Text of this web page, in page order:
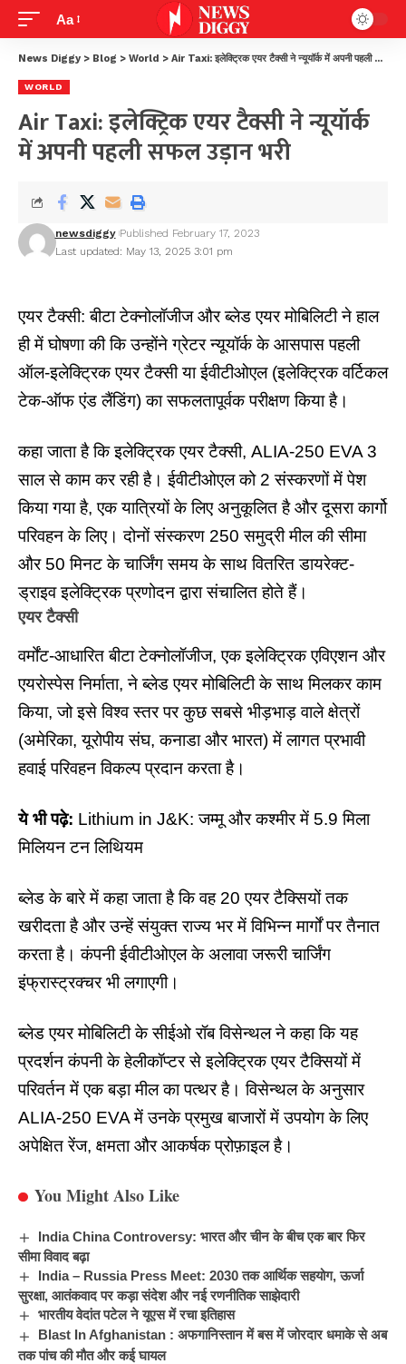
Aa
News Diggy > Blog > World > Air Taxi: इलेक्ट्रिक एयर टैक्सी ने न्यूयॉर्क में अपनी पहली सफल उड़ान भरी
WORLD
Air Taxi: इलेक्ट्रिक एयर टैक्सी ने न्यूयॉर्क
में अपनी पहली सफल उड़ान भरी
Last updated: May 13, 2025 3:01 pm
newsdiggy Published February 17, 2023
एयर टैक्सी: बीटा टेक्नोलॉजीज और ब्लेड एयर मोबिलिटी ने हाल
ही में घोषणा की कि उन्होंने ग्रेटर न्यूयॉर्क के आसपास पहली
ऑल-इलेक्ट्रिक एयर टैक्सी या ईवीटीओएल (इलेक्ट्रिक वर्टिकल
टेक-ऑफ एंड लैंडिंग) का सफलतापूर्वक परीक्षण किया है।
कहा जाता है कि इलेक्ट्रिक एयर टैक्सी, ALIA-250 EVA 3
साल से काम कर रही है। ईवीटीओएल को 2 संस्करणों में पेश
किया गया है, एक यात्रियों के लिए अनुकूलित है और दूसरा कार्गो
परिवहन के लिए। दोनों संस्करण 250 समुद्री मील की सीमा
और 50 मिनट के चार्जिंग समय के साथ वितरित डायरेक्ट-
ड्राइव इलेक्ट्रिक प्रणोदन द्वारा संचालित होते हैं।
एयर टैक्सी
वर्मोंट-आधारित बीटा टेक्नोलॉजीज, एक इलेक्ट्रिक एविएशन और
एयरोस्पेस निर्माता, ने ब्लेड एयर मोबिलिटी के साथ मिलकर काम
किया, जो इसे विश्व स्तर पर कुछ सबसे भीड़भाड़ वाले क्षेत्रों
(अमेरिका, यूरोपीय संघ, कनाडा और भारत) में लागत प्रभावी
हवाई परिवहन विकल्प प्रदान करता है।
ये भी पढ़े: Lithium in J&K: जम्मू और कश्मीर में 5.9 मिला
मिलियन टन लिथियम
ब्लेड के बारे में कहा जाता है कि वह 20 एयर टैक्सियों तक
खरीदता है और उन्हें संयुक्त राज्य भर में विभिन्न मार्गों पर तैनात
करता है। कंपनी ईवीटीओएल के अलावा जरूरी चार्जिंग
इंफ्रास्ट्रक्चर भी लगाएगी।
ब्लेड एयर मोबिलिटी के सीईओ रॉब विसेन्थल ने कहा कि यह
प्रदर्शन कंपनी के हेलीकॉप्टर सेइलेक्ट्रिक एयर टैक्सियोंमें
परिवर्तन में एक बड़ा मील का पत्थर है। विसेन्थल के अनुसार
ALIA-250 EVA में उनके प्रमुख बाजारों में उपयोग के लिए
अपेक्षित रेंज, क्षमता और आकर्षक प्रोफ़ाइल है।
You Might Also Like
India China Controversy: भारत और चीन के बीच एक बार फिर
सीमा विवाद बढ़ा
India – Russia Press Meet: 2030 तक आर्थिक सहयोग, ऊर्जा
सुरक्षा, आतंकवाद पर कड़ा संदेश और नई रणनीतिक साझेदारी
भारतीय वेदांत पटेल ने यूएस में रचा इतिहास
Blast In Afghanistan : अफगानिस्तान में बस में जोरदार धमाके से अब
तक पांच की मौत और कई घायल